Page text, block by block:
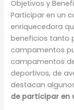
Objetivos y
Participar en un
enriquecedora
beneficios tanto
campamentos
campamentos
deportivos, de
destacan
de participar en